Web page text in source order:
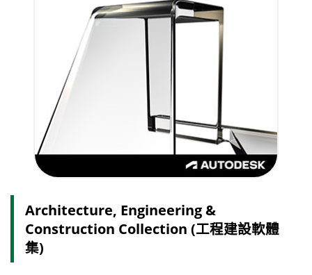
Architecture, Engineering &
Construction Collection (工程建設軟體
集)